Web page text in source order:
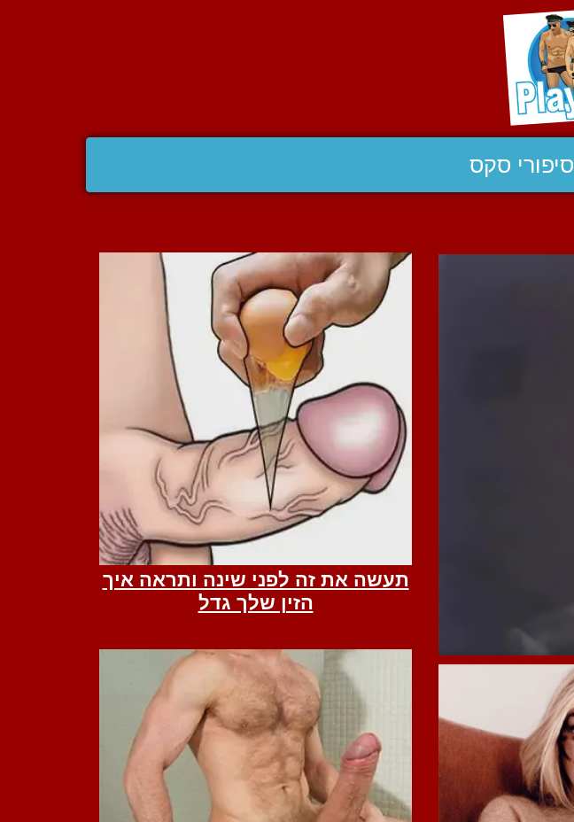
סיפורי סקס